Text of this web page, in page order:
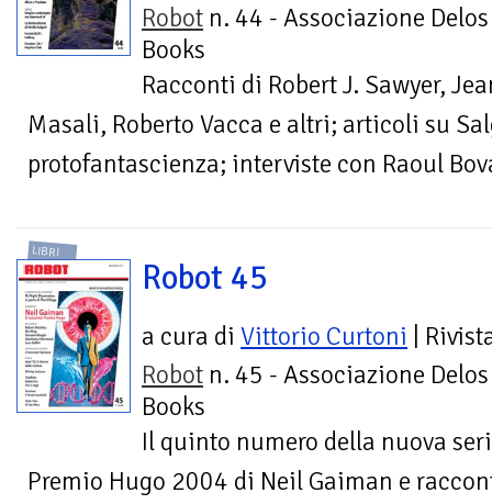
Robot n. 44 - Associazione Delos
Books
Racconti di Robert J. Sawyer,
Masali, Roberto Vacca e altri; articoli su
protofantascienza; interviste con Raoul
LIBRI
Robot 45
a cura di Vittorio Curtoni |
Robot n. 45 - Associazione Delos
Books
Il quinto numero della nuova
Premio Hugo 2004 di Neil Gaiman e